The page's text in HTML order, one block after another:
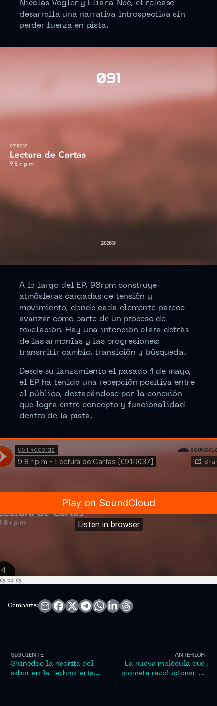
Nicolás Vogler y Eliana Noé, el release
desarrolla una narrativa introspectiva sin
perder fuerza en pista.
A lo largo del EP, 98rpm construye
atmósferas cargadas de tensión y
movimiento, donde cada elemento parece
avanzar como parte de un proceso de
revelación. Hay una intención clara detrás
de las armonías y las progresiones:
transmitir cambio, transición y búsqueda.
Desde su lanzamiento el pasado 1 de mayo,
el EP ha tenido una recepción positiva entre
el público, destacándose por la conexión
que logra entre concepto y funcionalidad
dentro de la pista.
Comparte:
SIGUIENTE
Shinedoe la negrita del
sabor en la TechnoFeria
ANTERIOR
La nueva molécula que
promete revolucionar la